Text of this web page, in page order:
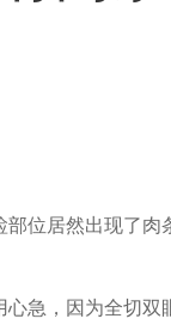
部位居然出现了肉
急，因为全切双